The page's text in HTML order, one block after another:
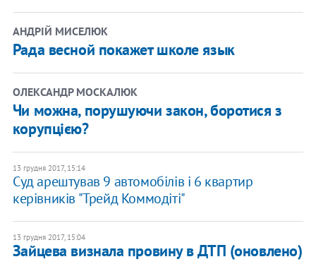
АНДРІЙ МИСЕЛЮК
Рада весной покажет школе язык
ОЛЕКСАНДР МОСКАЛЮК
Чи можна, порушуючи закон, боротися з
корупцією?
13 грудня 2017, 15:14
Суд арештував 9 автомобілів і 6 квартир
керівників "Трейд Коммодіті"
13 грудня 2017, 15:04
Зайцева визнала провину в ДТП (оновлено)